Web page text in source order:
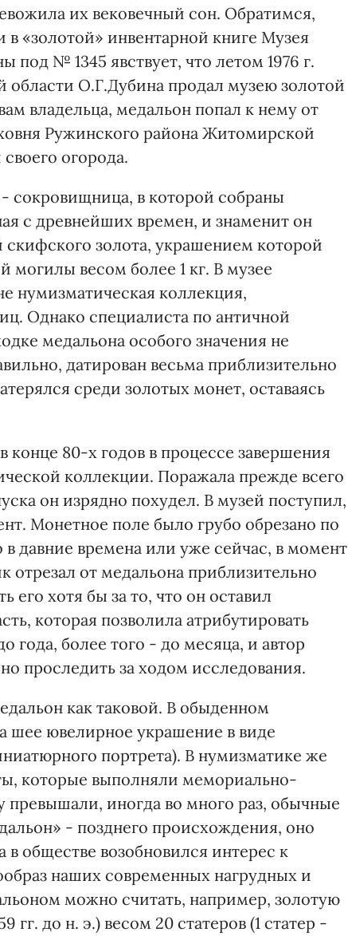
их вековечный сон. Обратимся,
«золотой» инвентарной книге Музея
под № 1345 явствует, что летом 1976 г.
О.Г.Дубина продал музею золотой
владельца, медальон попал к нему от
Ружинского района Житомирской
огорода.
сокровищница, в которой собраны
с древнейших времен, и знаменит он
золота, украшением которой
могилы весом более 1 кг. В музее
нумизматическая коллекция,
Однако специалиста по античной
медальона особого значения не
датирован весьма приблизительно
среди золотых монет, оставаясь
конце 80-х годов в процессе завершения
коллекции. Поражала прежде всего
он изрядно похудел. В музей поступил,
Монетное поле было грубо обрезано по
давние времена или уже сейчас, в момент
от медальона приблизительно
его хотя бы за то, что он оставил
которая позволила атрибутировать
года, более того - до месяца, и автор
проследить за ходом исследования.
как таковой. В обыденном
шее ювелирное украшение в виде
портрета). В нумизматике же
которые выполняли мемориально-
иногда во много раз, обычные
- позднего происхождения, оно
обществе возобновился интерес к
наших современных нагрудных и
можно считать, например, золотую
гг. до н. э.) весом 20 статеров (1 статер -